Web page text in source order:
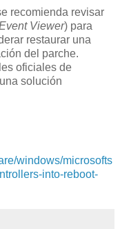
recomienda revisar
Viewer) para
restaurar una
del parche.
oficiales de
solución
windows/microsofts
into-reboot-